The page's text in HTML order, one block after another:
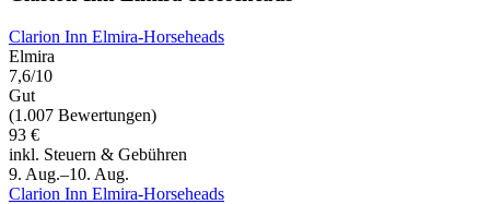
Clarion Inn Elmira-Horseheads
Elmira
7,6/10
Gut
(1.007 Bewertungen)
93 €
inkl. Steuern & Gebühren
9. Aug.–10. Aug.
Clarion Inn Elmira-Horseheads